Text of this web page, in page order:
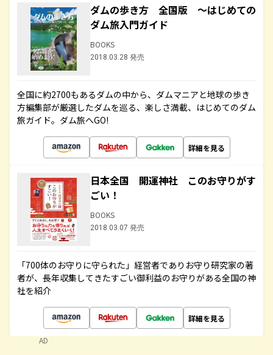
ダムの歩き方 全国版 ～はじめての
ダム旅入門ガイド
BOOKS
2018.03.28 発売
全国に約2700もあるダムの中から、ダムマニアと地球の歩き
方編集部が厳選したダムを巡る、楽しさ満載、はじめてのダム
旅ガイド。ダム旅へGO!
詳細を見る
日本全国 開運神社 このお守りがす
ごい！
BOOKS
2018.03.07 発売
「700体のお守りに守られた」経営者でありお守り研究家の著
者が、長年収集してきたすごい御利益のお守りがある全国の神
社を紹介
詳細を見る
AD